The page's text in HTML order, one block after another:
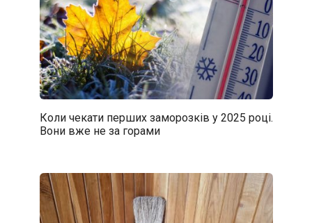
Коли чекати перших заморозків у 2025 році.
Вони вже не за горами